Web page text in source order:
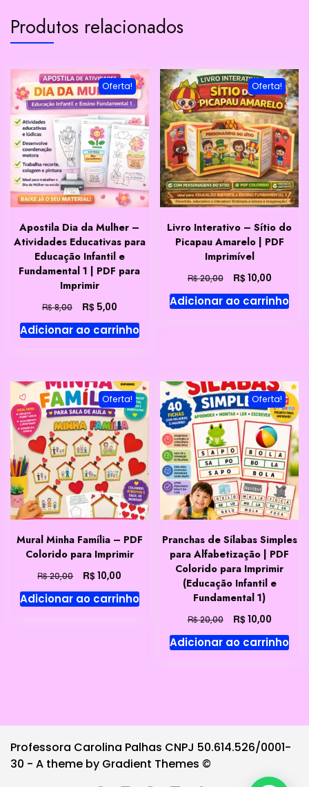
Produtos relacionados
Oferta!
Apostila Dia da Mulher –
Atividades Educativas para
Educação Infantil e
Fundamental 1 | PDF para
Imprimir
R$8,00
preço
original
R$5,00O
preço
atual
Adicionar ao carrinho
Oferta!
Livro Interativo – Sítio do
Picapau Amarelo | PDF
Imprimível
R$20,00
preço
original
R$10,00O
preço
atual
Adicionar ao carrinho
Oferta!
Mural Minha Família – PDF
Colorido para Imprimir
R$20,00
preço
original
R$10,00
preço
atual
Adicionar ao carrinho
Oferta!
Pranchas de Sílabas Simples
para Alfabetização | PDF
Colorido para Imprimir
(Educação Infantil e
Fundamental 1)
R$20,00
preço
original
R$10,00O
preço
atual
Adicionar ao carrinho
Professora Carolina Palhas CNPJ 50.614.526/0001-
30 - A theme by Gradient Themes ©